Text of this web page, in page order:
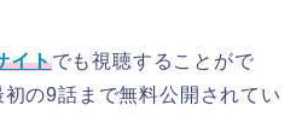
イトでも視聴することがで
の9話まで無料公開されてい